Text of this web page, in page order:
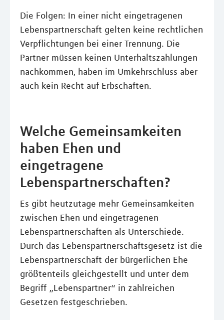
Die Folgen: In einer nicht eingetragenen
Lebenspartnerschaft gelten keine rechtlichen
Verpflichtungen bei einer Trennung. Die
Partner müssen keinen Unterhaltszahlungen
nachkommen, haben im Umkehrschluss aber
auch kein Recht auf Erbschaften.
Welche Gemeinsamkeiten
haben Ehen und
eingetragene
Lebenspartnerschaften?
Es gibt heutzutage mehr Gemeinsamkeiten
zwischen Ehen und eingetragenen
Lebenspartnerschaften als Unterschiede.
Durch das Lebenspartnerschaftsgesetz ist die
Lebenspartnerschaft der bürgerlichen Ehe
größtenteils gleichgestellt und unter dem
Begriff „Lebenspartner“ in zahlreichen
Gesetzen festgeschrieben.